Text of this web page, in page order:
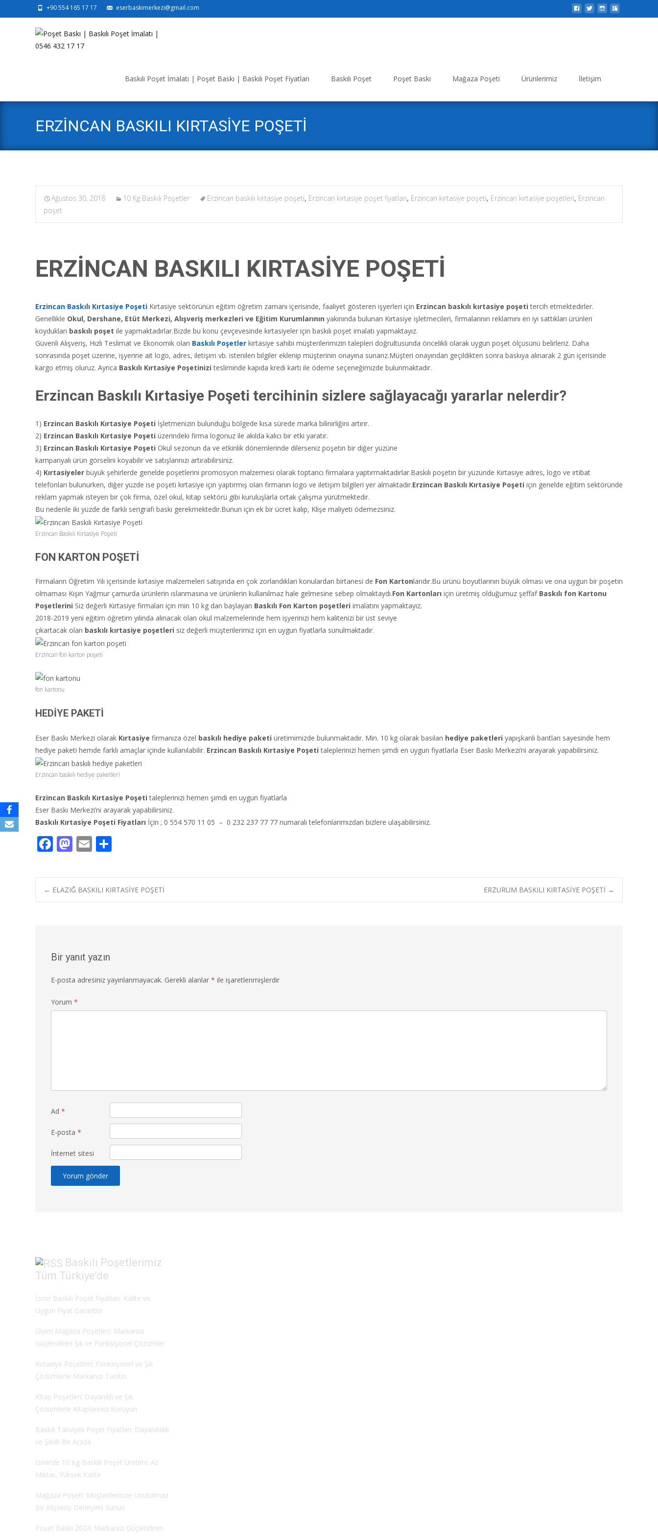
+90 554 165 17 17 eserbaskimerkezi@gmail.com
Baskılı Poşet İmalatı | Poşet Baskı | Baskılı Poşet Fiyatları Baskılı Poşet Poşet Baskı Mağaza Poşeti Ürünlerimiz İletişim
ERZİNCAN BASKILI KIRTASİYE POŞETİ
Ağustos 30, 2018 10 Kg Baskılı Poşetler Erzincan baskılı kırtasiye poşeti, Erzincan kırtasiye poşet fiyatları, Erzincan kırtasiye poşeti, Erzincan kırtasiye poşetleri, Erzincan
poşet
ERZİNCAN BASKILI KIRTASİYE POŞETİ
Erzincan Baskılı Kırtasiye Poşeti Kırtasiye sektörünün eğitim öğretim zamanı içerisinde, faaliyet gösteren işyerleri için Erzincan baskılı kırtasiye poşeti tercih etmektedirler.
Genellikle Okul, Dershane, Etüt Merkezi, Alışveriş merkezleri ve Eğitim Kurumlarının yakınında bulunan Kırtasiye işletmecileri, firmalarının reklamını en iyi sattıkları ürünleri
koydukları baskılı poşet ile yapmaktadırlar.Bizde bu konu çevçevesinde kırtasiyeler için baskılı poşet imalatı yapmaktayız.
Güvenli Alışveriş, Hızlı Teslimat ve Ekonomik olan Baskılı Poşetler kırtasiye sahibi müşterilerimizin talepleri doğrultusunda öncelikli olarak uygun poşet ölçüsünü belirleriz. Daha
sonrasında poşet üzerine, işyerine ait logo, adres, iletişim vb. istenilen bilgiler eklenip müşterinin onayına sunarız.Müşteri onayından geçildikten sonra baskıya alınarak 2 gün içerisinde
kargo etmiş oluruz. Ayrıca Baskılı Kırtasiye Poşetinizi tesliminde kapıda kredi kartı ile ödeme seçeneğimizde bulunmaktadır.
Erzincan Baskılı Kırtasiye Poşeti tercihinin sizlere sağlayacağı yararlar nelerdir?
1) Erzincan Baskılı Kırtasiye Poşeti İşletmenizin bulunduğu bölgede kısa sürede marka bilinirliğini artırır.
2) Erzincan Baskılı Kırtasiye Poşeti üzerindeki firma logonuz ile akılda kalıcı bir etki yaratır.
3) Erzincan Baskılı Kırtasiye Poşeti Okul sezonun da ve etkinlik dönemlerinde dilerseniz poşetin bir diğer yüzüne
kampanyalı ürün görselini koyabilir ve satışlarınızı artırabilirsiniz.
4) Kırtasiyeler büyük şehirlerde genelde poşetlerini promosyon malzemesi olarak toptancı firmalara yaptırmaktadırlar.Baskılı poşetin bir yüzünde Kırtasiye adres, logo ve irtibat
telefonları bulunurken, diğer yüzde ise poşeti kırtasiye için yaptırmış olan firmanın logo ve iletişim bilgileri yer almaktadır.Erzincan Baskılı Kırtasiye Poşeti için genelde eğitim sektöründe
reklam yapmak isteyen bir çok firma, özel okul, kitap sektörü gibi kuruluşlarla ortak çalışma yürütmektedir.
Bu nedenle iki yüzde de farklı serigrafi baskı gerekmektedir.Bunun için ek bir ücret kalıp, Klişe maliyeti ödemezsiniz.
Erzincan Baskılı Kırtasiye Poşeti
FON KARTON POŞETİ
Firmaların Öğretim Yılı içerisinde kırtasiye malzemeleri satışında en çok zorlandıkları konulardan birtanesi de Fon Kartonlarıdır.Bu ürünü boyutlarının büyük olması ve ona uygun bir poşetin
olmaması Kışın Yağmur çamurda ürünlerin ıslanmasına ve ürünlerin kullanılmaz hale gelmesine sebep olmaktaydı.Fon Kartonları için üretmiş olduğumuz şeffaf Baskılı fon Kartonu
Poşetlerini Siz değerli Kırtasiye firmaları için min 10 kg dan başlayan Baskılı Fon Karton poşetleri imalatını yapmaktayız.
2018-2019 yeni eğitim öğretim yılında alınacak olan okul malzemelerinde hem işyerinizi hem kalitenizi bir üst seviye
çıkartacak olan baskılı kırtasiye poşetleri siz değerli müşterilerimiz için en uygun fiyatlarla sunulmaktadır.
Erzincan fon karton poşeti
fon kartonu
HEDİYE PAKETİ
Eser Baskı Merkezi olarak Kırtasiye firmanıza özel baskılı hediye paketi üretimimizde bulunmaktadır. Min. 10 kg olarak basılan hediye paketleri yapışkanlı bantları sayesinde hem
hediye paketi hemde farklı amaçlar içinde kullanılabilir. Erzincan Baskılı Kırtasiye Poşeti taleplerinizi hemen şimdi en uygun fiyatlarla Eser Baskı Merkezi’ni arayarak yapabilirsiniz.
Erzincan baskılı hediye paketleri
Erzincan Baskılı Kırtasiye Poşeti taleplerinizi hemen şimdi en uygun fiyatlarla
Eser Baskı Merkezi’ni arayarak yapabilirsiniz.
Baskılı Kırtasiye Poşeti Fiyatları İçin ; 0 554 570 11 05 – 0 232 237 77 77 numaralı telefonlarımızdan bizlere ulaşabilirsiniz.
F
e
b
o
M
to
d
o
E
ai
l
ar
e
Post
← ELAZIĞ BASKILI KIRTASİYE POŞETİ ERZURUM BASKILI KIRTASİYE POŞETİ →
Bir yanıt yazın
E-posta adresiniz yayınlanmayacak. Gerekli alanlar * ile işaretlenmişlerdir
Yorum *
Ad *
E-posta *
İnternet sitesi
Baskılı Poşetlerimiz
Tüm Türkiye’de
İzmir Baskılı Poşet Fiyatları: Kalite ve
Uygun Fiyat Garantisi
Giyim Mağaza Poşetleri: Markanızı
Güçlendiren Şık ve Fonksiyonel Çözümler
Kırtasiye Poşetleri: Fonksiyonel ve Şık
Çözümlerle Markanızı Tanıtın
Kitap Poşetleri: Dayanıklı ve Şık
Çözümlerle Kitaplarınızı Koruyun
Baskılı Takviyeli Poşet Fiyatları: Dayanıklılık
ve Şıklık Bir Arada
İzmir’de 10 Kg Baskılı Poşet Üretimi: Az
Miktar, Yüksek Kalite
Mağaza Poşeti: Müşterilerinize Unutulmaz
Bir Alışveriş Deneyimi Sunun
Poşet Baskı 2024: Markanızı Güçlendiren